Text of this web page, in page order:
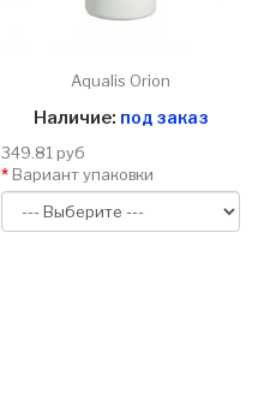
Aqualis Orion
Наличие: под заказ
349.81 руб
Вариант упаковки